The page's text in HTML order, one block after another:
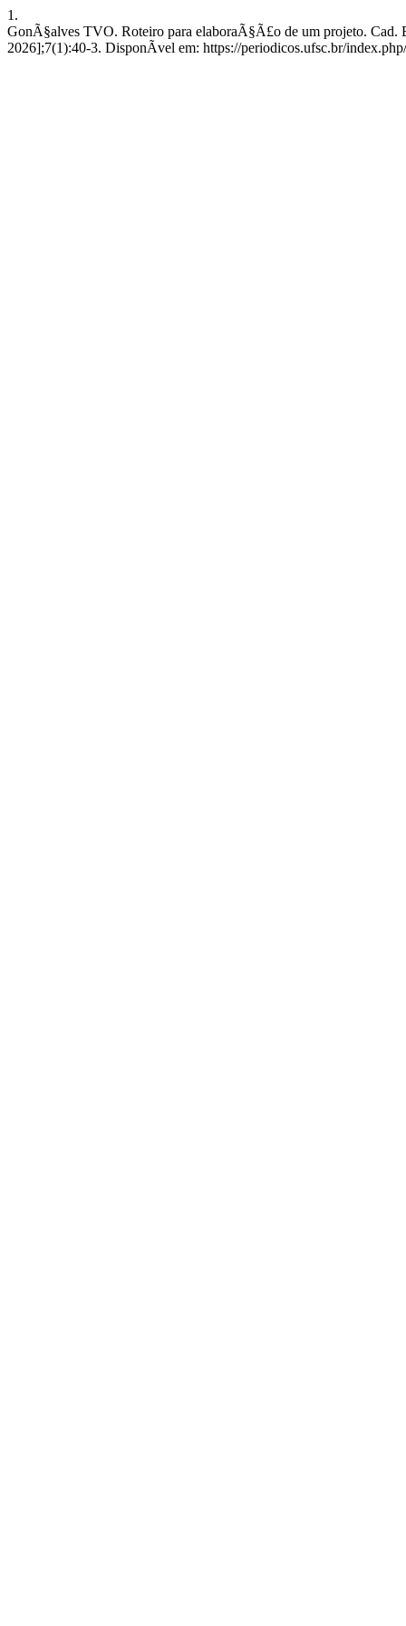
1.
GonÃ§alves TVO. Roteiro para elaboraÃ§Ã£o de um projeto. Cad.
2026];7(1):40-3. DisponÃ­vel em: https://periodicos.ufsc.br/